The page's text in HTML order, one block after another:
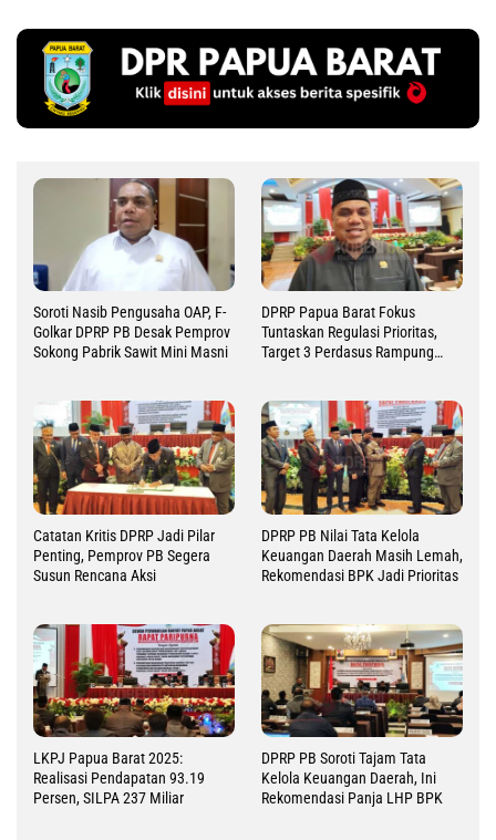
Soroti Nasib Pengusaha OAP, F-
Golkar DPRP PB Desak Pemprov
Sokong Pabrik Sawit Mini Masni
DPRP Papua Barat Fokus
Tuntaskan Regulasi Prioritas,
Target 3 Perdasus Rampung
Catatan Kritis DPRP Jadi Pilar
Penting, Pemprov PB Segera
Susun Rencana Aksi
DPRP PB Nilai Tata Kelola
Keuangan Daerah Masih Lemah,
Rekomendasi BPK Jadi Prioritas
LKPJ Papua Barat 2025:
Realisasi Pendapatan 93.19
Persen, SILPA 237 Miliar
DPRP PB Soroti Tajam Tata
Kelola Keuangan Daerah, Ini
Rekomendasi Panja LHP BPK